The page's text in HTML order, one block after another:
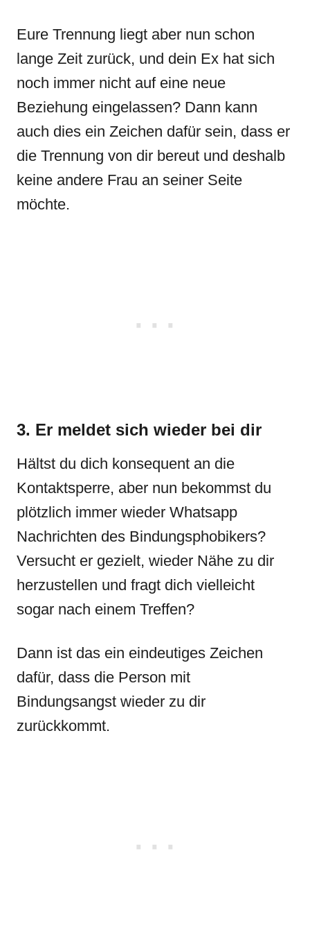
Eure Trennung liegt aber nun schon
lange Zeit zurück, und dein Ex hat sich
noch immer nicht auf eine neue
Beziehung eingelassen? Dann kann
auch dies ein Zeichen dafür sein, dass er
die Trennung von dir bereut und deshalb
keine andere Frau an seiner Seite
möchte.
3. Er meldet sich wieder bei dir
Hältst du dich konsequent an die
Kontaktsperre, aber nun bekommst du
plötzlich immer wieder Whatsapp
Nachrichten des Bindungsphobikers?
Versucht er gezielt, wieder Nähe zu dir
herzustellen und fragt dich vielleicht
sogar nach einem Treffen?
Dann ist das ein eindeutiges Zeichen
dafür, dass die Person mit
Bindungsangst wieder zu dir
zurückkommt.